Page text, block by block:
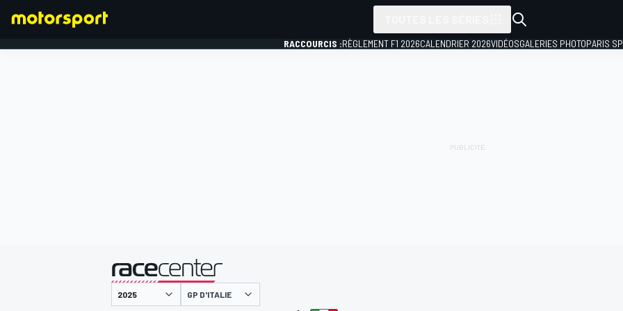
RACCOURCIS :RÈGLEMENT F1 2026CALENDRIER 2026VIDÉOSGALERIES PHOTOPARIS
présenté par
GP D'ITALIE